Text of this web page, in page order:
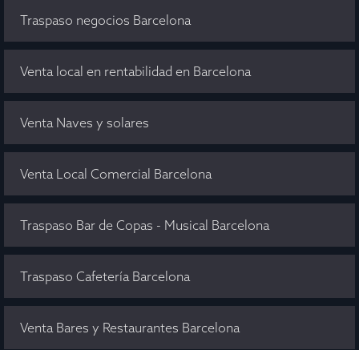
Traspaso negocios Barcelona
Venta local en rentabilidad en Barcelona
Venta Naves y solares
Venta Local Comercial Barcelona
Traspaso Bar de Copas - Musical Barcelona
Traspaso Cafetería Barcelona
Venta Bares y Restaurantes Barcelona